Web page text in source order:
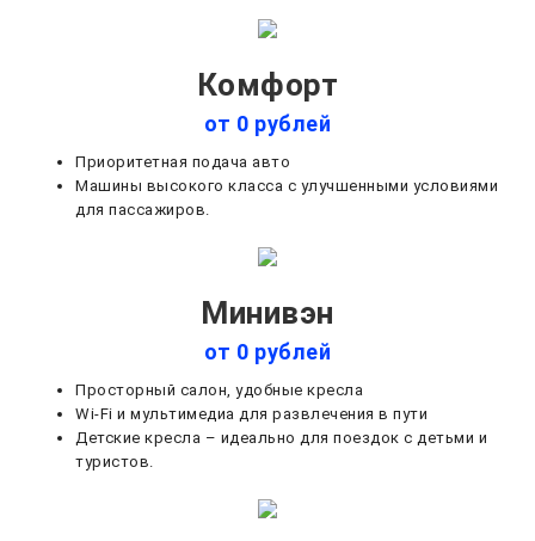
Комфорт
от 0 рублей
Приоритетная подача авто
Машины высокого класса с улучшенными условиями
для пассажиров.
Минивэн
от 0 рублей
Просторный салон, удобные кресла
Wi-Fi и мультимедиа для развлечения в пути
Детские кресла – идеально для поездок с детьми и
туристов.